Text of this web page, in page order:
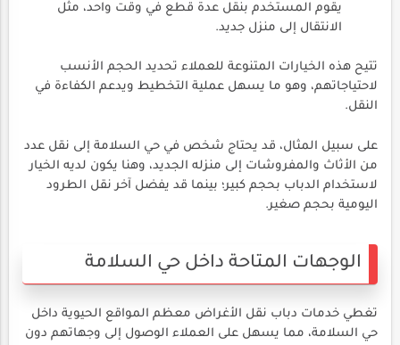
يقوم المستخدم بنقل عدة قطع في وقت واحد، مثل
الانتقال إلى منزل جديد.
تتيح هذه الخيارات المتنوعة للعملاء تحديد الحجم الأنسب
لاحتياجاتهم، وهو ما يسهل عملية التخطيط ويدعم الكفاءة في
النقل.
على سبيل المثال، قد يحتاج شخص في حي السلامة إلى نقل عدد
من الأثاث والمفروشات إلى منزله الجديد، وهنا يكون لديه الخيار
لاستخدام الدباب بحجم كبير؛ بينما قد يفضل آخر نقل الطرود
اليومية بحجم صغير.
الوجهات المتاحة داخل حي السلامة
تغطي خدمات دباب نقل الأغراض معظم المواقع الحيوية داخل
حي السلامة، مما يسهل على العملاء الوصول إلى وجهاتهم دون